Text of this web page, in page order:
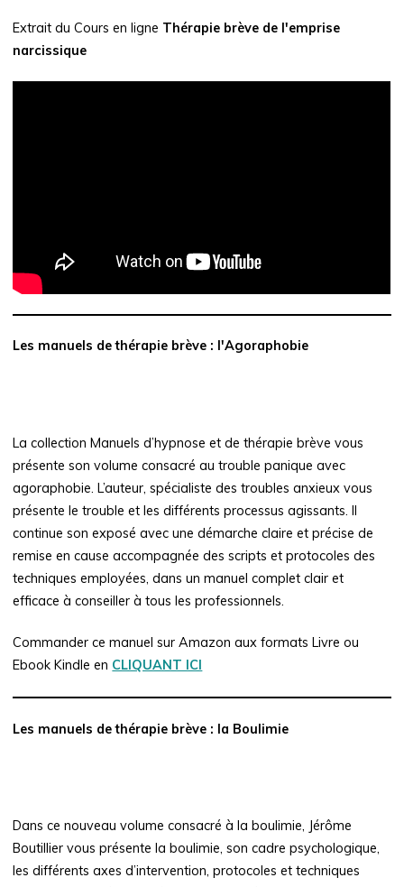
Extrait du Cours en ligne Thérapie brève de l'emprise
narcissique
Les manuels de thérapie brève : l'Agoraphobie
La collection Manuels d’hypnose et de thérapie brève vous
présente son volume consacré au trouble panique avec
agoraphobie. L’auteur, spécialiste des troubles anxieux vous
présente le trouble et les différents processus agissants. Il
continue son exposé avec une démarche claire et précise de
remise en cause accompagnée des scripts et protocoles des
techniques employées, dans un manuel complet clair et
efficace à conseiller à tous les professionnels.
Commander ce manuel sur Amazon aux formats Livre ou
Ebook Kindle en CLIQUANT ICI
Les manuels de thérapie brève : la Boulimie
Dans ce nouveau volume consacré à la boulimie, Jérôme
Boutillier vous présente la boulimie, son cadre psychologique,
les différents axes d’intervention, protocoles et techniques